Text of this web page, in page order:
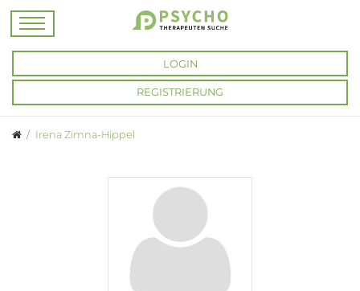
LOGIN
REGISTRIERUNG
Irena Zimna-Hippel